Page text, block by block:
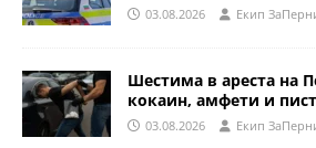
03.08.2026 Eкип
Шестима в ареста на
кокаин, амфети и
03.08.2026 Eкип